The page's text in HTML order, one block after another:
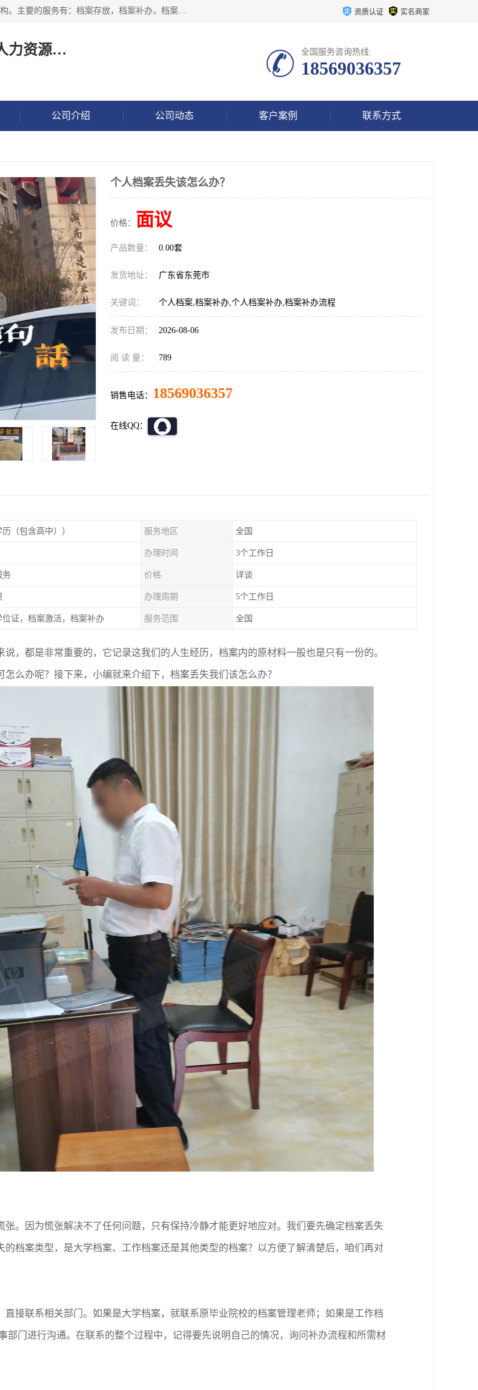
长沙毕业帮人力资源咨询有限责任公司是一家拥有8年多经验的人事服务代理机构。主要的服务有：档案存放，档案补办，档案激活，档案查询，档案查找，档案托管，档案调取，档案异地代办，档案异常处理 等；提供毕业档案处理、人事档案服务、商务代理代办、个人档案等服务，同时办事过程全程与客户沟通，确保真实、安全、可靠！ 资质认证 实名商家
长沙高新技术产业开发区毕业帮人力资源咨询有限责任公司 全国服务咨询热线:
18569036357
公司介绍 公司动态 客户案例 联系方式
个人档案丢失该怎么办？
价格： 面议
产品数量： 0.00套
发货地址： 广东省东莞市
关键词： 个人档案,档案补办,个人档案补办,档案补办流程
发布日期： 2026-08-06
阅 读 量： 789
销售电话： 18569036357
在线QQ：
（包含高中）） 服务地区 全国
办理时间 3个工作日
务 价格 详谈
办理周期 5个工作日
位证，档案激活，档案补办 服务范围 全国
，都是非常重要的，它记录这我们的人生经历，档案内的原材料一般也是只有一份的。
怎么办呢？接下来，小编就来介绍下，档案丢失我们该怎么办？
张。 因为慌张解决不了任何问题， 只有保持冷静才能更好地应对。 我们要先确定档案丢失
的档案类型， 是大学档案、工作档案还是其他类型的档案？ 以方便了解清楚后，咱们再对
接联系相关部门 。如果是大学档案，就联系原毕业院校的档案管理老师 ；如果是工作档
部门 进行沟通。在联系的整个过程中，记得要先说明自己的情况，询问补办流程和所需材